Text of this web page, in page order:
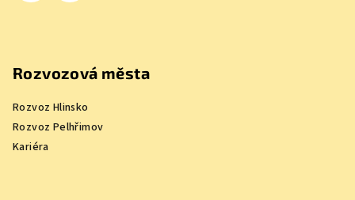
Rozvozová města
Rozvoz Hlinsko
Rozvoz Pelhřimov
Kariéra